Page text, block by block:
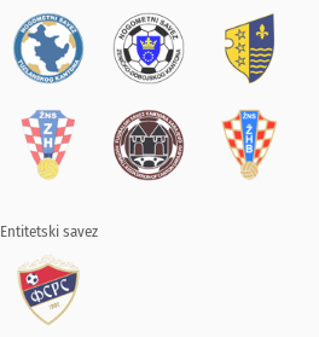
Entitetski savez